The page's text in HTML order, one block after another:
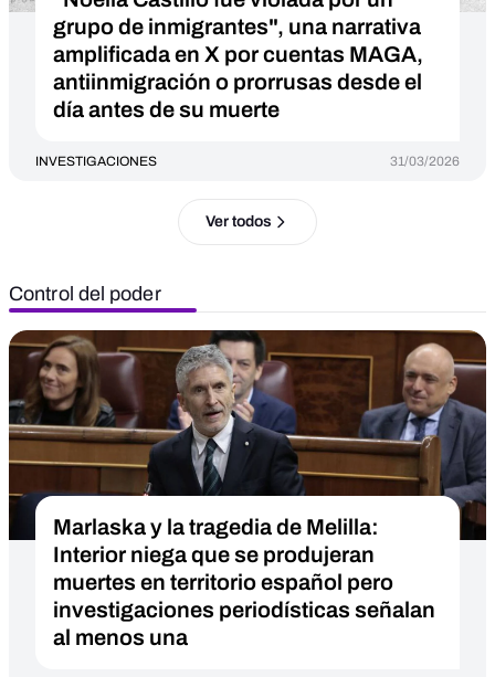
grupo de inmigrantes", una narrativa
amplificada en X por cuentas MAGA,
antiinmigración o prorrusas desde el
día antes de su muerte
INVESTIGACIONES 31/03/2026
Ver todos
Control del poder
Marlaska y la tragedia de Melilla:
Interior niega que se produjeran
muertes en territorio español pero
investigaciones periodísticas señalan
al menos una